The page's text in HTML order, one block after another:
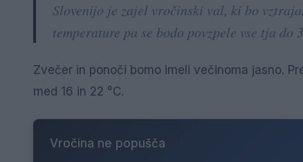
Slovenijo je zajel vročinski val, ki bo
temperature pa se bodo povzpele vse tja
Zvečer in ponoči bomo imeli večinoma jasno.
med 16 in 22 °C.
Vročina ne popušča